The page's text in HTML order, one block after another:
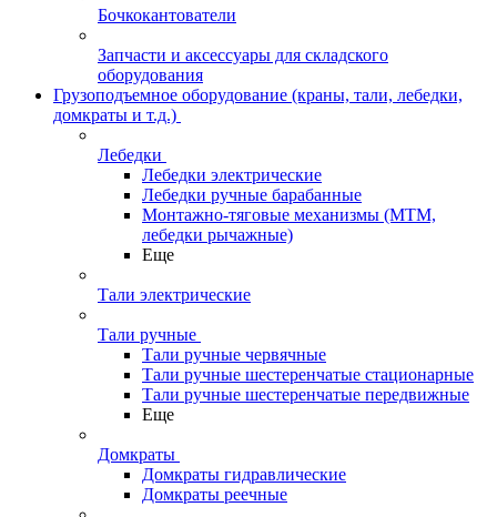
Бочкокантователи
Запчасти и аксессуары для складского
оборудования
Грузоподъемное оборудование (краны, тали, лебедки,
домкраты и т.д.)
Лебедки
Лебедки электрические
Лебедки ручные барабанные
Монтажно-тяговые механизмы (МТМ,
лебедки рычажные)
Еще
Тали электрические
Тали ручные
Тали ручные червячные
Тали ручные шестеренчатые стационарные
Тали ручные шестеренчатые передвижные
Еще
Домкраты
Домкраты гидравлические
Домкраты реечные